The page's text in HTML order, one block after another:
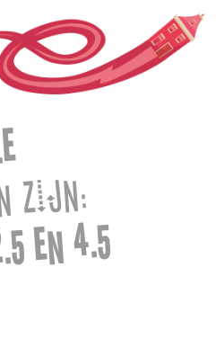
zijn:
en 4.5